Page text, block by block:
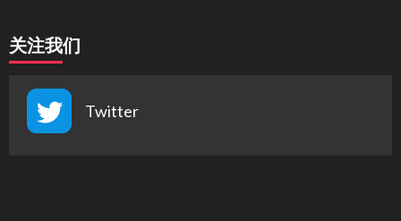
关注我们
Twitter